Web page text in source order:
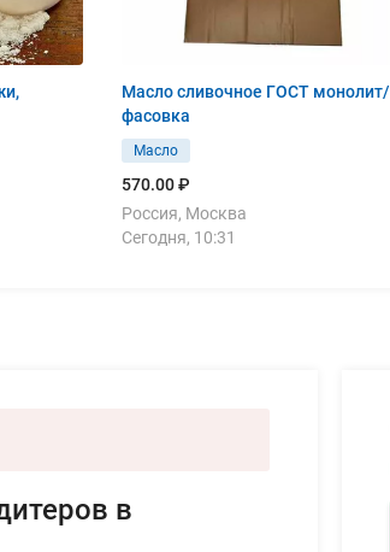
Масло сливочное ГОСТ монолит/
фасовка
Масло
570.00 ₽
Россия, Москва
Сегодня, 10:31
в